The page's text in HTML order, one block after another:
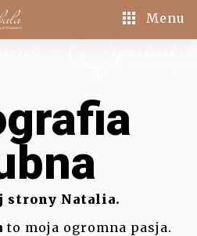
Menu
strony Natalia.
to moja ogromna pasja.